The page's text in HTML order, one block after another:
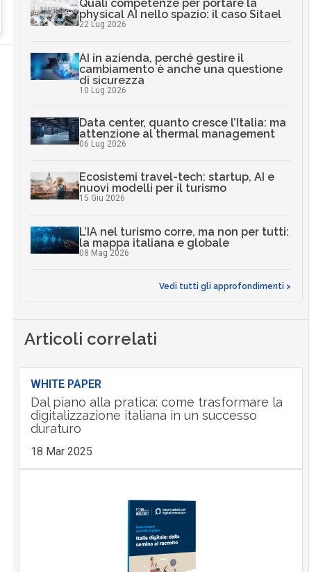
Quali competenze per portare la
physical AI nello spazio: il caso Sitael
22 Lug 2026
AI in azienda, perché gestire il
cambiamento è anche una questione
di sicurezza
10 Lug 2026
Data center, quanto cresce l’Italia: ma
attenzione al thermal management
06 Lug 2026
Ecosistemi travel-tech: startup, AI e
nuovi modelli per il turismo
15 Giu 2026
L’IA nel turismo corre, ma non per tutti:
la mappa italiana e globale
08 Mag 2026
Vedi tutti gli approfondimenti >
Articoli correlati
WHITE PAPER
Dal piano alla pratica: come trasformare la
digitalizzazione italiana in un successo
duraturo
18 Mar 2025